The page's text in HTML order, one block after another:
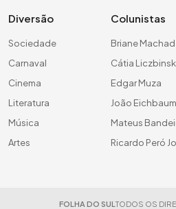
Diversão
Sociedade
Carnaval
Cinema
Literatura
Música
Artes
Colunistas
Briane
Cátia
Edgar Muza
João Eichbaum
Mateus
Ricardo Peró
FOLHA DO SUL TODOS OS